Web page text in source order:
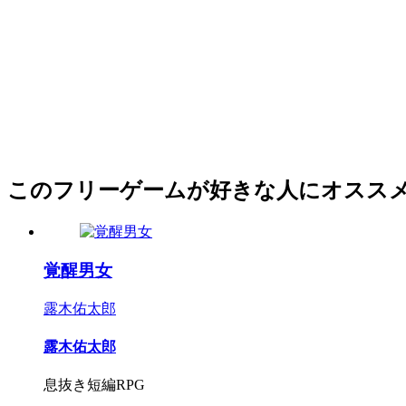
このフリーゲームが好きな人にオスス
覚醒男女
露木佑太郎
露木佑太郎
息抜き短編RPG